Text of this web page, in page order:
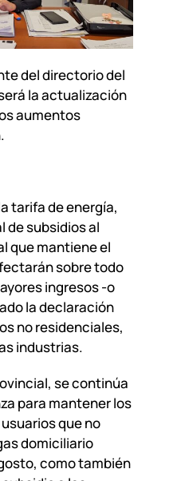
del directorio del
la actualización
aumentos
tarifa de energía,
de subsidios al
que mantiene el
sobre todo
ingresos -o
la declaración
no residenciales,
industrias.
se continúa
para mantener los
que no
domiciliario
como también